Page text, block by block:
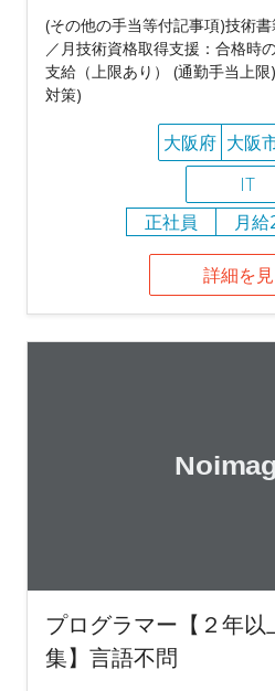
(その他の手当等付記事項)技術
／月技術資格取得支援：合格時
支給（上限あり） (通勤手当上
対策)
大阪府 大阪
IT
正社員
月
詳細を
プログラマー【２年以
集】言語不問